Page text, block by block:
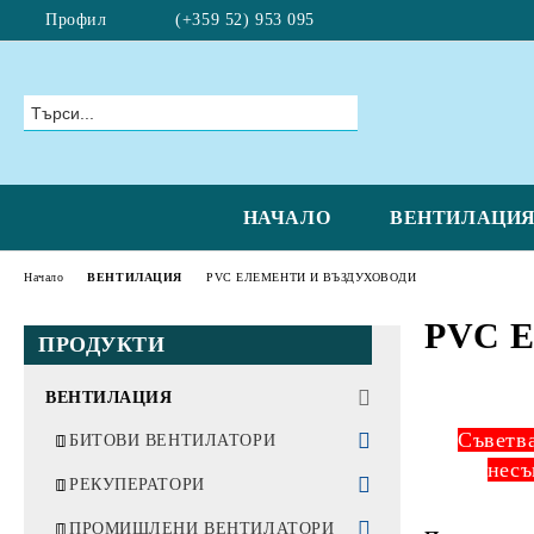
Профил (+359 52) 953 095
НАЧАЛО ВЕНТИЛАЦИЯ
ПРОДУКТИ
ВЕНТИЛАЦИЯ
БИТОВИ ВЕНТИЛАТОРИ
ИНТЕЛИГЕНТНИ
РЕКУПЕРАТОРИ
Singe-room реверсивни
ПРОМИШЛЕНИ ВЕНТИЛАТОРИ
Начало ВЕНТИЛАЦИЯ PVC ЕЛЕМЕНТИ И ВЪЗДУХОВОДИ
PVC